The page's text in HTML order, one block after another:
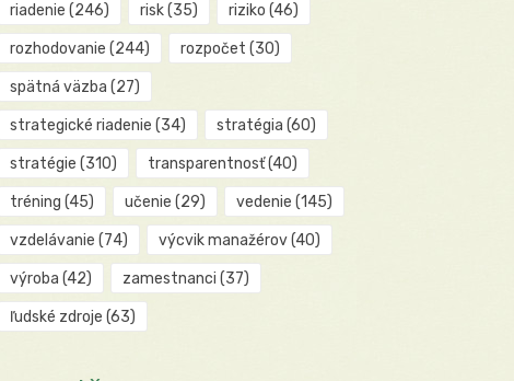
riadenie (246) risk(35) riziko (46)
rozhodovanie (244) rozpočet (30)
spätná väzba (27)
strategické riadenie (34) stratégia (60)
stratégie (310) transparentnosť(40)
tréning (45) učenie (29) vedenie (145)
vzdelávanie (74) výcvik manažérov(40)
výroba (42) zamestnanci (37)
ľudské zdroje (63)